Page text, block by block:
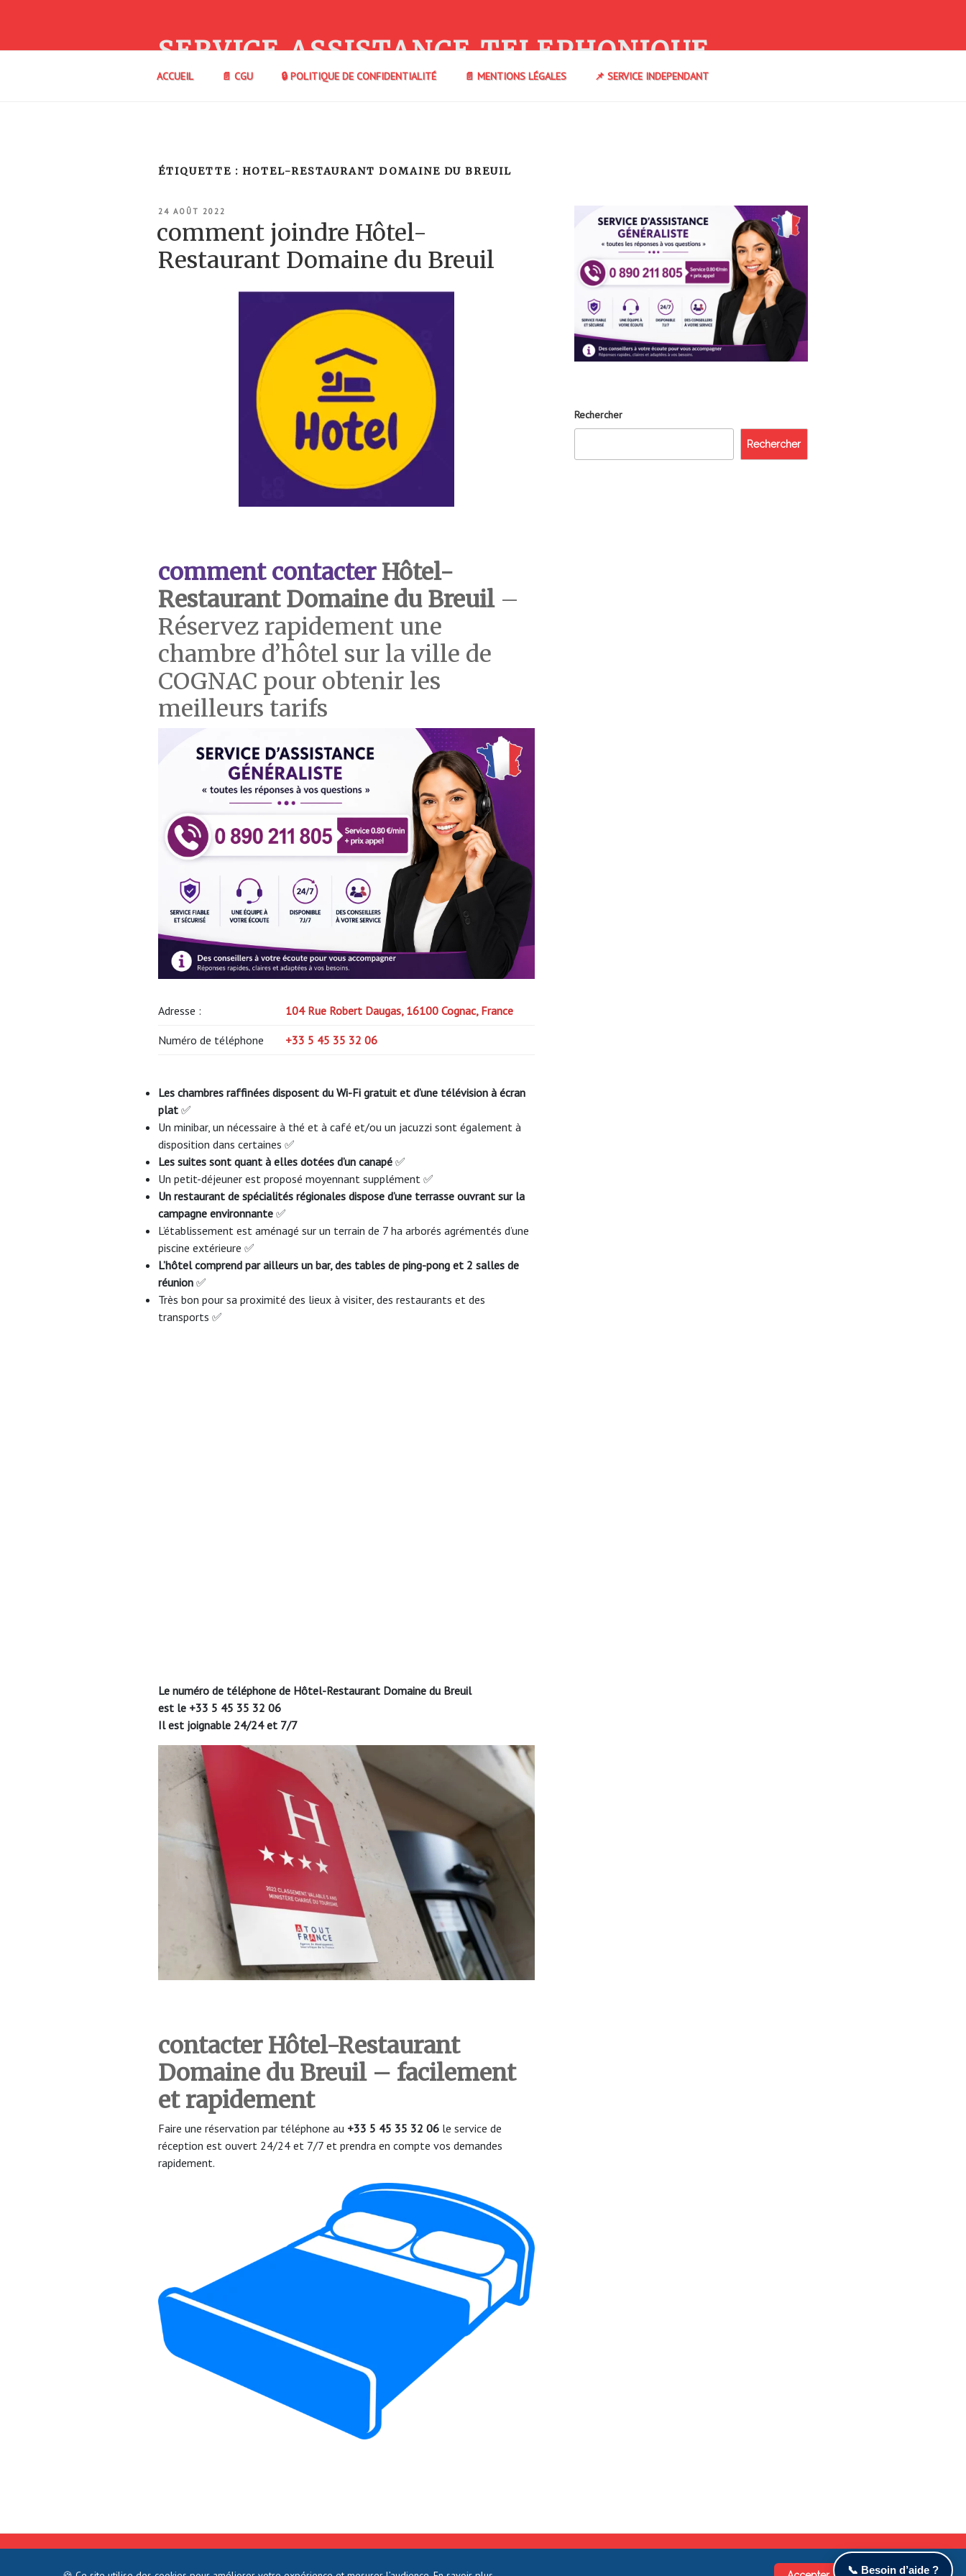
SERVICE ASSISTANCE TELEPHONIQUE
ACCUEIL 📄 CGU 🔒 POLITIQUE DE CONFIDENTIALITÉ 📄 MENTIONS LÉGALES 📌 SERVICE INDEPENDANT
ÉTIQUETTE : HOTEL-RESTAURANT DOMAINE DU BREUIL
PUBLIÉ
24 AOÛT 2022
comment joindre Hôtel-
Restaurant Domaine du Breuil
comment contacterHôtel-
Restaurant Domaine du Breuil–
Réservez rapidement une
chambre d’hôtel sur la ville de
COGNAC pour obtenir les
meilleurs tarifs
Adresse : 104 Rue Robert Daugas, 16100 Cognac, France
Numéro de téléphone +33 5 45 35 32 06
Les chambres raffinées disposent du Wi-Fi gratuit et d’une télévision à écran
plat ✅
Un minibar, un nécessaire à thé et à café et/ou un jacuzzi sont également à
disposition dans certaines ✅
Les suites sont quant à elles dotées d’un canapé ✅
Un petit-déjeuner est proposé moyennant supplément ✅
Un restaurant de spécialités régionales dispose d’une terrasse ouvrant sur la
campagne environnante ✅
L’établissement est aménagé sur un terrain de 7 ha arborés agrémentés d’une
piscine extérieure ✅
L’hôtel comprend par ailleurs un bar, des tables de ping-pong et 2 salles de
réunion ✅
Très bon pour sa proximité des lieux à visiter, des restaurants et des
transports ✅
Le numéro de téléphone de Hôtel-Restaurant Domaine du Breuil
est le +33 5 45 35 32 06
Il est joignable 24/24 et 7/7
contacter Hôtel-Restaurant
Domaine du Breuil – facilement
et rapidement
Faire une réservation par téléphone au +33 5 45 35 32 06 le service de
réception est ouvert 24/24 et 7/7 et prendra en compte vos demandes
rapidement.
Rechercher
Rechercher
📞 Besoin d’aide ?